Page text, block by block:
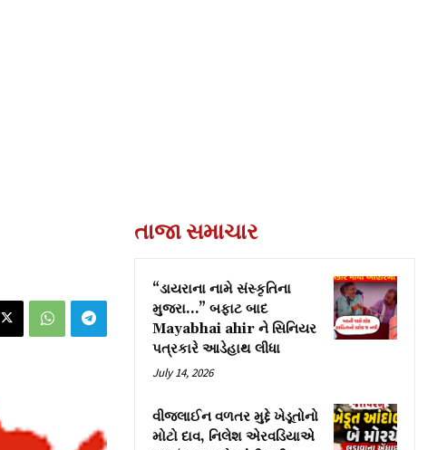
તાજા સમાચાર
“ડાયરાના નામે સંસ્કૃતિના
મુજરા…” બફાટ બાદ
Mayabhai ahir ને સિનિયર
પત્રકારે આડેહાથ લીધા
July 14, 2026
વીજલાઈન વળતર મુદ્દે ખેડૂતોનો
મોટો દાવ, નિલેશ એરવડિયાએ